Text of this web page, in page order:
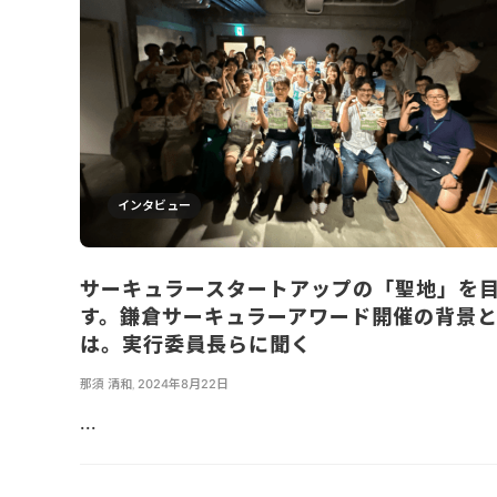
インタビュー
サーキュラースタートアップの「聖地」を
す。鎌倉サーキュラーアワード開催の背景と
は。実行委員長らに聞く
那須 清和 2024年8月22日
...